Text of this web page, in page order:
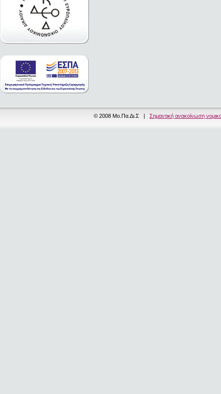
© 2008 Μο.Πα.Δι.Σ | Σημαντική ανακοίνωση